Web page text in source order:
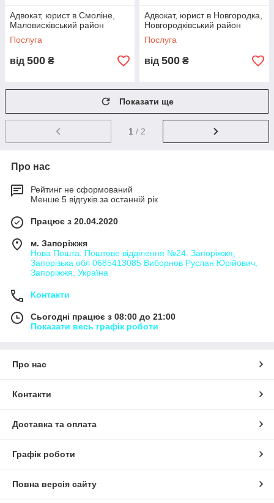
Адвокат, юрист в Смоліне,
Маловисківський район
Послуга
від 500 ₴
Адвокат, юрист в Новгородка,
Новгородківський район
Послуга
від 500 ₴
Показати ще
1 / 2
Про нас
Рейтинг не сформований
Менше 5 відгуків за останній рік
Працює з 20.04.2020
м. Запоріжжя
Нова Пошта. Поштове відділення №24. Запоріжжя,
Запорізька обл 0685413085 Виборнов Руслан Юрійович,
Запоріжжя, Україна
Контакти
Сьогодні працює з 08:00 до 21:00
Показати весь графік роботи
Про нас
Контакти
Доставка та оплата
Графік роботи
Повна версія сайту